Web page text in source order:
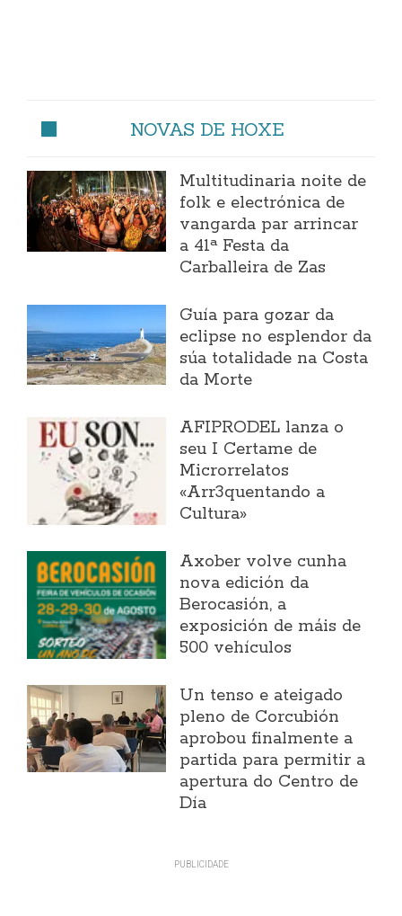
NOVAS DE HOXE
Multitudinaria noite de
folk e electrónica de
vangarda par arrincar
a 41ª Festa da
Carballeira de Zas
Guía para gozar da
eclipse no esplendor da
súa totalidade na Costa
da Morte
AFIPRODEL lanza o
seu I Certame de
Microrrelatos
«Arr3quentando a
Cultura»
Axober volve cunha
nova edición da
Berocasión, a
exposición de máis de
500 vehículos
Un tenso e ateigado
pleno de Corcubión
aprobou finalmente a
partida para permitir a
apertura do Centro de
Día